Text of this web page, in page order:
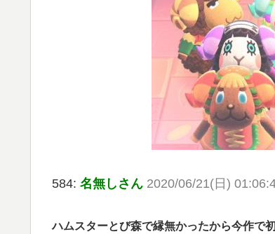
584: 名無しさん 2020/06/21(日)
ハムスターとび森で縁無かったから今作で